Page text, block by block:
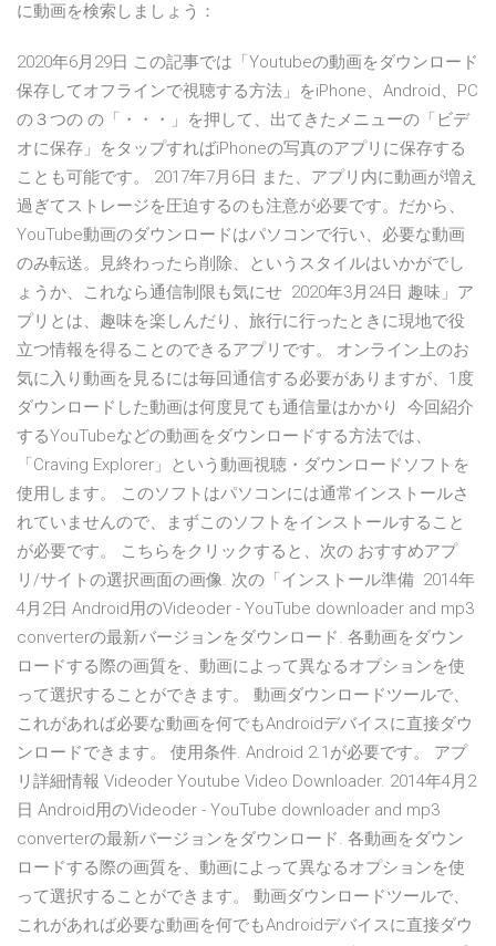
に動画を検索しましょう：
2020年6月29日 この記事では「Youtubeの動画をダウンロード
保存してオフラインで視聴する方法」をiPhone、Android、PC
の３つの の「・・・」を押して、出てきたメニューの「ビデ
オに保存」をタップすればiPhoneの写真のアプリに保存する
ことも可能です。 2017年7月6日 また、アプリ内に動画が増え
過ぎてストレージを圧迫するのも注意が必要です。だから、
YouTube動画のダウンロードはパソコンで行い、必要な動画
のみ転送。見終わったら削除、というスタイルはいかがでし
ょうか、これなら通信制限も気にせ 2020年3月24日 趣味」ア
プリとは、趣味を楽しんだり、旅行に行ったときに現地で役
立つ情報を得ることのできるアプリです。 オンライン上のお
気に入り動画を見るには毎回通信する必要がありますが、1度
ダウンロードした動画は何度見ても通信量はかかり 今回紹介
するYouTubeなどの動画をダウンロードする方法では、
「Craving Explorer」という動画視聴・ダウンロードソフトを
使用します。 このソフトはパソコンには通常インストールさ
れていませんので、まずこのソフトをインストールすること
が必要です。 こちらをクリックすると、次の おすすめアプ
リ/サイトの選択画面の画像. 次の「インストール準備 2014年
4月2日 Android用のVideoder - YouTube downloader and mp3
converterの最新バージョンをダウンロード. 各動画をダウン
ロードする際の画質を、動画によって異なるオプションを使
って選択することができます。 動画ダウンロードツールで、
これがあれば必要な動画を何でもAndroidデバイスに直接ダウ
ンロードできます。 使用条件. Android 2.1が必要です。 アプ
リ詳細情報 Videoder Youtube Video Downloader. 2014年4月2
日 Android用のVideoder - YouTube downloader and mp3
converterの最新バージョンをダウンロード. 各動画をダウン
ロードする際の画質を、動画によって異なるオプションを使
って選択することができます。 動画ダウンロードツールで、
これがあれば必要な動画を何でもAndroidデバイスに直接ダウ